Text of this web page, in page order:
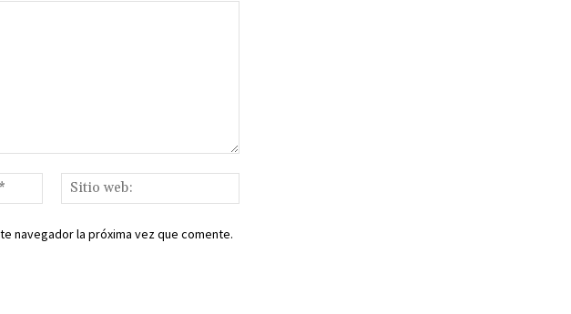
Correo
electrónico:*
web:
navegador la próxima vez que comente.